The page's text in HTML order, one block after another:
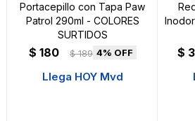
Portacepillo con Tapa Paw
Patrol 290ml - COLORES
SURTIDOS
$ 180 $ 189 4
Llega HOY Mvd
$